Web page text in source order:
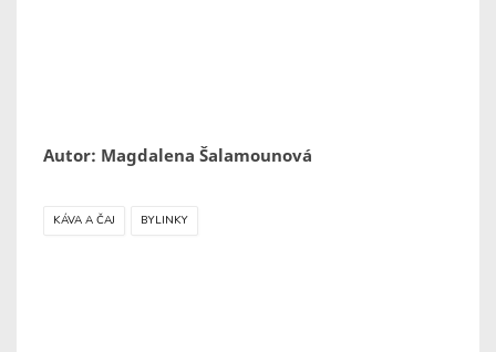
Autor: Magdalena Šalamounová
KÁVA A ČAJ BYLINKY